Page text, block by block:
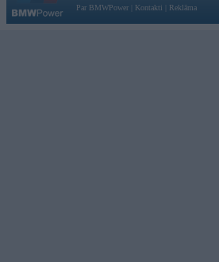
Par BMWPower
Kontakti Reklāma